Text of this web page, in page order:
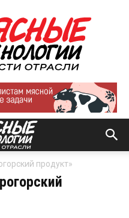
Мясные
технологии
|
Новости
отрасли
продукт»